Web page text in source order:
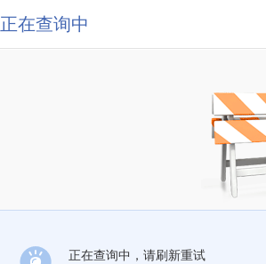
正在查询中
正在查询中，请刷新重试